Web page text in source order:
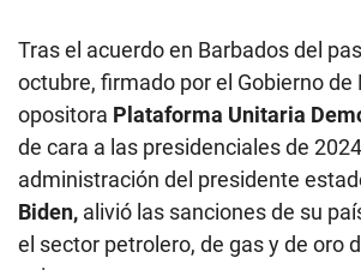
Tras el acuerdo en Barbados del
octubre, firmado por el Gobierno de
opositora Plataforma Unitaria
de cara a las presidenciales de
administración del presidente
Biden, alivió las sanciones de su
el sector petrolero, de gas y de oro